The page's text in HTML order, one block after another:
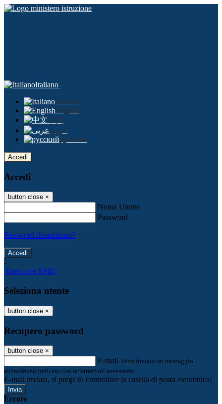
Italiano
Italiano
English
中文
عربى
русский
Accedi
Accedi
button close ×
Nome Utente
Password
Password dimenticata?
-
Entra con SPID
Seleziona utente
button close ×
Recupero password
button close ×
E-mail Verrà inviato un messaggio
all'indirizzo indicato con le istruzioni necessarie.
E-mail inviata, si prega di controllare la casella di posta elettronica!
Errore